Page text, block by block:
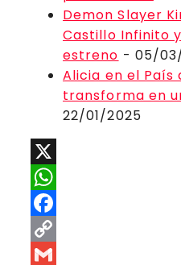
Demon Slayer
Castillo Infinito
estreno - 05/
Alicia en el País
transforma en
22/01/2025
X
WhatsApp
Facebook
Copy